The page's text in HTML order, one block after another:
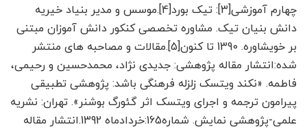
چهارم آموزشی[3]: تیک بورد[4].موسس و مدیر بنیاد خیریه
دانش بنیان تیک. مشاوره تخصصی کنکور دانش آموزان مبتنی
بر خویشاوره. 1390 تا کنون[5].مقالات و مصاحبه های منتشر
شده:انتشار مقاله پژوهشی: جدیدی نژاد، محمدحسین و رحیمی،
فاطمه. «نکند ویتسک زلزله فرهنگی باشد: پژوهشی تطبیقی
پیرامون ترجمه و اجرای ویتسک اثر گئورگ بوشنر». تهران: نشریه
علمی-پژوهشی نمایش. شماره165:خردادماه 1392.انتشار مقاله